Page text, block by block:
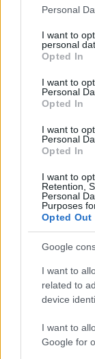
Please note
not limited to
grant or deny
use your data
consent section.
Personal
I want to
personal
Opted In
I want to
Personal
Opted In
I want to
Personal
Opted In
I want to
Retention,
Personal
Purposes
Opted Out
Google
I want to
related to
device
I want to
Google for
News
Αλλάζει
07.08.2016
News
Ελλάδα,
για τον
15.04.2016
News
αγοράσει
11.12.2015
News
Ελένη
αγώνα
Μαστού!